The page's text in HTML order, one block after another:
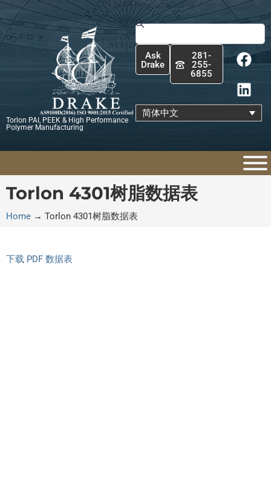
跳
至
内
Torlon PAI, PEEK & High Performance
Polymer Manufacturing
Search
Ask
Drake
281-
255-
6855
F
a
c
e
b
o
k
L
i
n
k
e
d
n
简体中文
Torlon 4301树脂数据表
Home → Torlon 4301树脂数据表
下载 PDF 数据表